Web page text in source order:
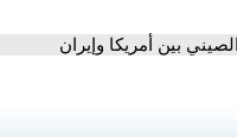
بين أمريكا وإيران